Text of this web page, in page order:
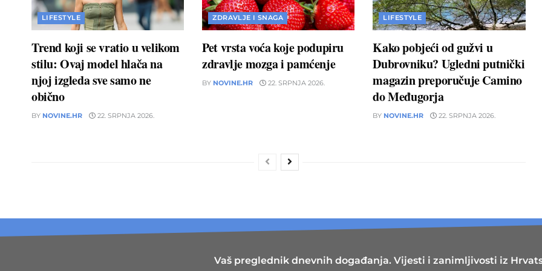
LIFESTYLE
Trend koji se vratio u velikom
stilu: Ovaj model hlača na
njoj izgleda sve samo ne
obično
BY NOVINE.HR 22. SRPNJA 2026.
ZDRAVLJE I SNAGA
Pet vrsta voća koje podupiru
zdravlje mozga i pamćenje
BY NOVINE.HR 22. SRPNJA 2026.
LIFESTYLE
Kako pobjeći od gužvi u
Dubrovniku? Ugledni putnički
magazin preporučuje Camino
do Međugorja
BY NOVINE.HR 22. SRPNJA 2026.
Vaš preglednik dnevnih događanja. Vijesti i zanimljivosti iz